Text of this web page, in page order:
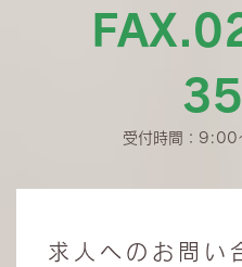
受付時間：9:00
求人へのお問い